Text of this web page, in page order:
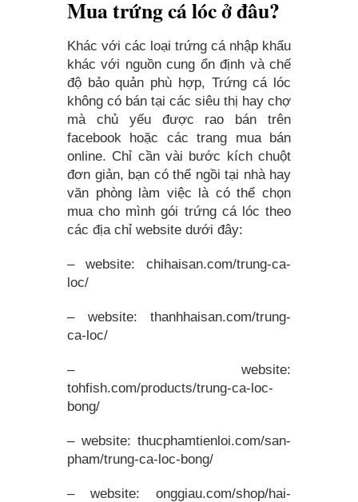
Mua trứng cá lóc ở đâu?
Khác với các loại trứng cá nhập khẩu
khác với nguồn cung ổn định và chế
độ bảo quản phù hợp, Trứng cá lóc
không có bán tại các siêu thị hay chợ
mà chủ yếu được rao bán trên
facebook hoặc các trang mua bán
online. Chỉ cần vài bước kích chuột
đơn giản, bạn có thể ngồi tại nhà hay
văn phòng làm việc là có thể chọn
mua cho mình gói trứng cá lóc theo
các địa chỉ website dưới đây:
– website: chihaisan.com/trung-ca-
loc/
– website: thanhhaisan.com/trung-
ca-loc/
– website:
tohfish.com/products/trung-ca-loc-
bong/
– website: thucphamtienloi.com/san-
pham/trung-ca-loc-bong/
– website: onggiau.com/shop/hai-